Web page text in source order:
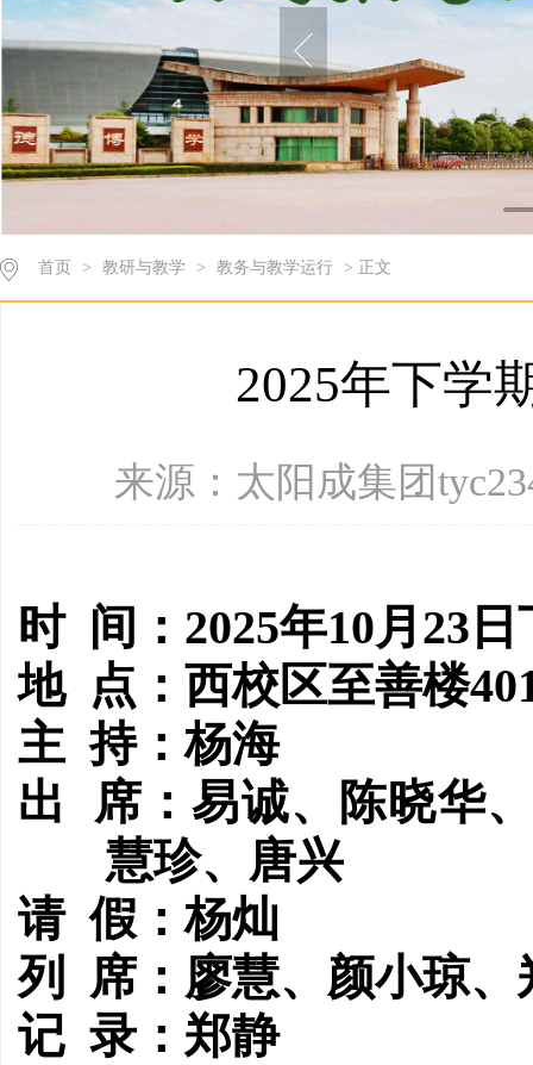
首页 > 教研与教学 > 教务与教学运行 > 正文
2025年下学
来源：太阳成集团
时 间：2025年10月23
地 点：西校区至善楼
主 持：杨海
出
席：易诚、陈晓华
慧珍、唐兴
请 假：杨灿
列
席：廖慧、颜小琼、
记 录：郑静